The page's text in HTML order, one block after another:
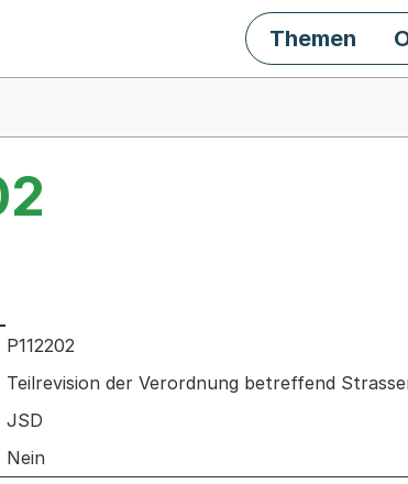
Themen
Geschäft
P112202
Teilrevision der Verordnung betreffend
JSD
Nein